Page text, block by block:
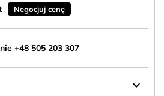
Negocjuj cenę
+48 505 203 307
keyboard_arrow_down